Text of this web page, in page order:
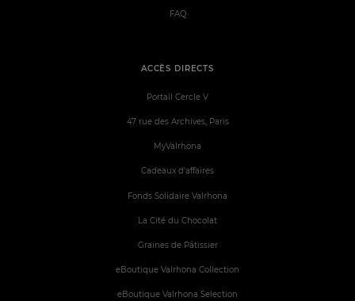
ACCÈS DIRECTS
Portail Cercle V
47 rue des Archives, Paris
MyValrhona
Cadeaux d'affaires
Fonds Solidaire Valrhona
La Cité du Chocolat
Graines de Pâtissier
eBoutique Valrhona Collection
eBoutique Valrhona Selection
FAQ